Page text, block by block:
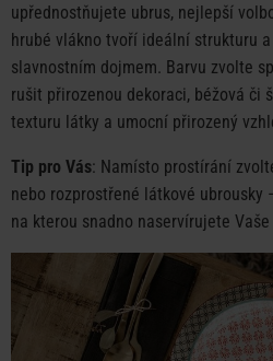
upřednostňujete ubrus, nejlepší
hrubé vlákno tvoří ideální strukturu
slavnostním dojmem. Barvu zvolte
rušit přirozenou dekoraci, béžová či
texturu látky a umocní přirozený
Tip pro Vás: Namísto prostírání
nebo rozprostřené látkové ubrousky
na kterou snadno naservírujete